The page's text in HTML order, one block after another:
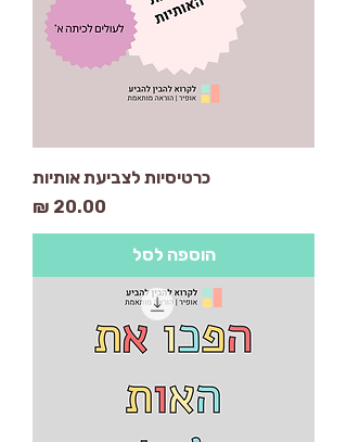
כרטיסיות לצביעת אותיות
מחיר
הוספה לסל